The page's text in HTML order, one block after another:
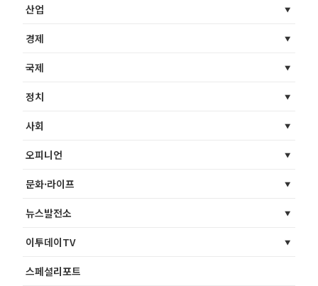
산업
경제
국제
정치
사회
오피니언
문화·라이프
뉴스발전소
이투데이TV
스페셜리포트